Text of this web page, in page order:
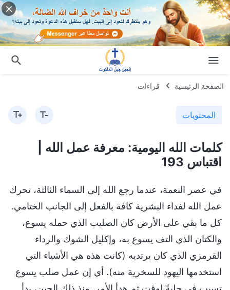
الصفحة الرئيسية قراءات
المحتويات
كلمات الله اليومية: معرفة عمل الله |
اقتباس 193
في عصر النعمة، عندما رجع الله إلى السماء الثالثة، تحرك
عمل الله لفداء البشرية كافة بالفعل إلى الجانب الختامي.
كل ما بقي على الأرض كان الصليب الذي حمله يسوع،
والكتان الذي التف يسوع به، وإكليل الشوك والرداء
القرمزي الذي كان يرتديه (كانت هذه هي الأشياء التي
استخدمها اليهود للسخرية منه). أي إن عمل صلب يسوع